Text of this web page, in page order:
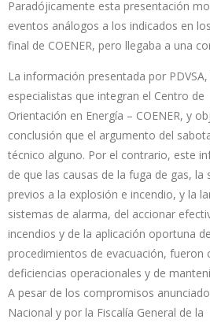
Paradójicamente esta presentación
eventos análogos a los indicados en
final de COENER, pero llegaba a una
La información presentada por
especialistas que integran el Centro de
Orientación en Energía – COENER, y
conclusión que el argumento del
técnico alguno. Por el contrario, este
de que las causas de la fuga de gas, la
previos a la explosión e incendio, y la
sistemas de alarma, del accionar
incendios y de la aplicación oportuna
procedimientos de evacuación, fueron
deficiencias operacionales y de
A pesar de los compromisos
Nacional y por la Fiscalía General de la